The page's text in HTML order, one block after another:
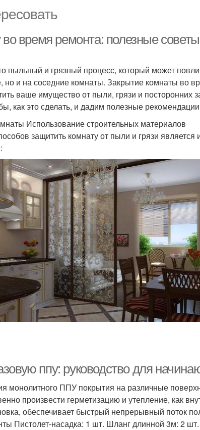
во время ремонта: полезные
пыльный и грязный процесс, который может
и на соседние комнаты. Закрытие комнаты во
ваше имущество от пыли, грязи и посторонних
как это сделать, и дадим полезные
Использование строительных материалов
защитить комнату от пыли и грязи является
ппу: руководство для
монолитного ППУ покрытия на различные
произвести герметизацию и утепление, как
обеспечивает быстрый непрерывный поток
Пистолет-насадка: 1 шт. Шланг длинной 3м: 2 шт.